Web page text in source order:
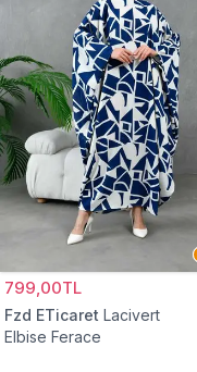
799,00TL
Fzd ETicaret Lacivert
Elbise Ferace